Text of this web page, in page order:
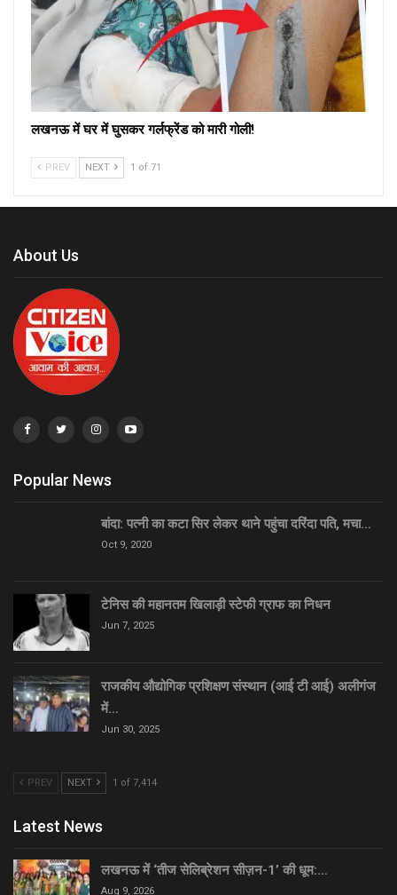
लखनऊ में घर में घुसकर गर्लफ्रेंड को मारी गोली!
PREV NEXT 1 of 71
About Us
Popular News
बांदा: पत्नी का कटा सिर लेकर थाने पहुंचा दरिंदा पति, मचा…
Oct 9, 2020
टेनिस की महानतम खिलाड़ी स्टेफी ग्राफ का निधन
Jun 7, 2025
राजकीय औद्योगिक प्रशिक्षण संस्थान (आई टी आई) अलीगंज
में…
Jun 30, 2025
PREV NEXT 1 of 7,414
Latest News
लखनऊ में ‘तीज सेलिब्रेशन सीज़न-1’ की धूम:…
Aug 9, 2026